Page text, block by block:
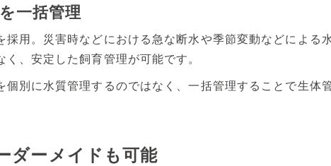
一括管理
採用。災害時などにおける急な断水や季節変動などによ
く、安定した飼育管理が可能です。
個別に水質管理するのではなく、一括管理することで生体
ダーメイドも可能